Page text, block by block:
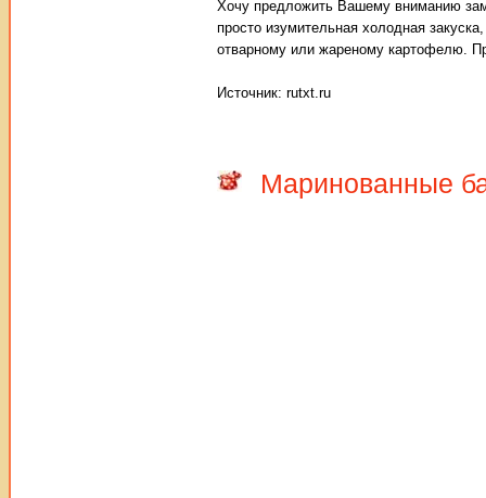
Хочу предложить Вашему вниманию
просто изумительная холодная
отварному или жареному картофелю.
Источник: rutxt.ru
Маринованные